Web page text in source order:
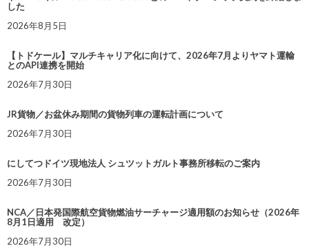
した
2026年8月5日
【トドケール】マルチキャリア化に向けて、2026年7月よりヤマト運輸
とのAPI連携を開始
2026年7月30日
JR貨物／お盆休み期間の貨物列車の運転計画について
2026年7月30日
にしてつドイツ現地法人 シュツットガルト事務所移転のご案内
2026年7月30日
NCA／日本発国際航空貨物燃油サーチャージ適用額のお知らせ（2026年
8月1日適用 改定）
2026年7月30日